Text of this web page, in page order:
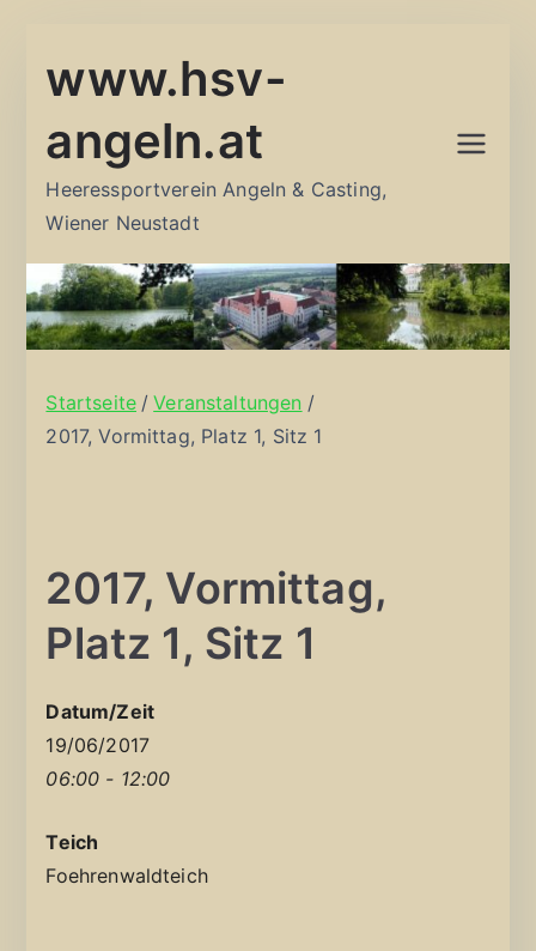
Inhalt
www.hsv-
angeln.at
Heeressportverein Angeln & Casting,
Wiener Neustadt
Startseite
Veranstaltungen
2017, Vormittag, Platz 1, Sitz 1
2017, Vormittag,
Platz 1, Sitz 1
Datum/Zeit
19/06/2017
06:00 - 12:00
Teich
Foehrenwaldteich